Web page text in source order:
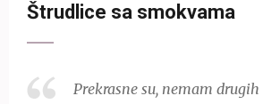
Štrudlice sa smokvama
Prekrasne su, nemam